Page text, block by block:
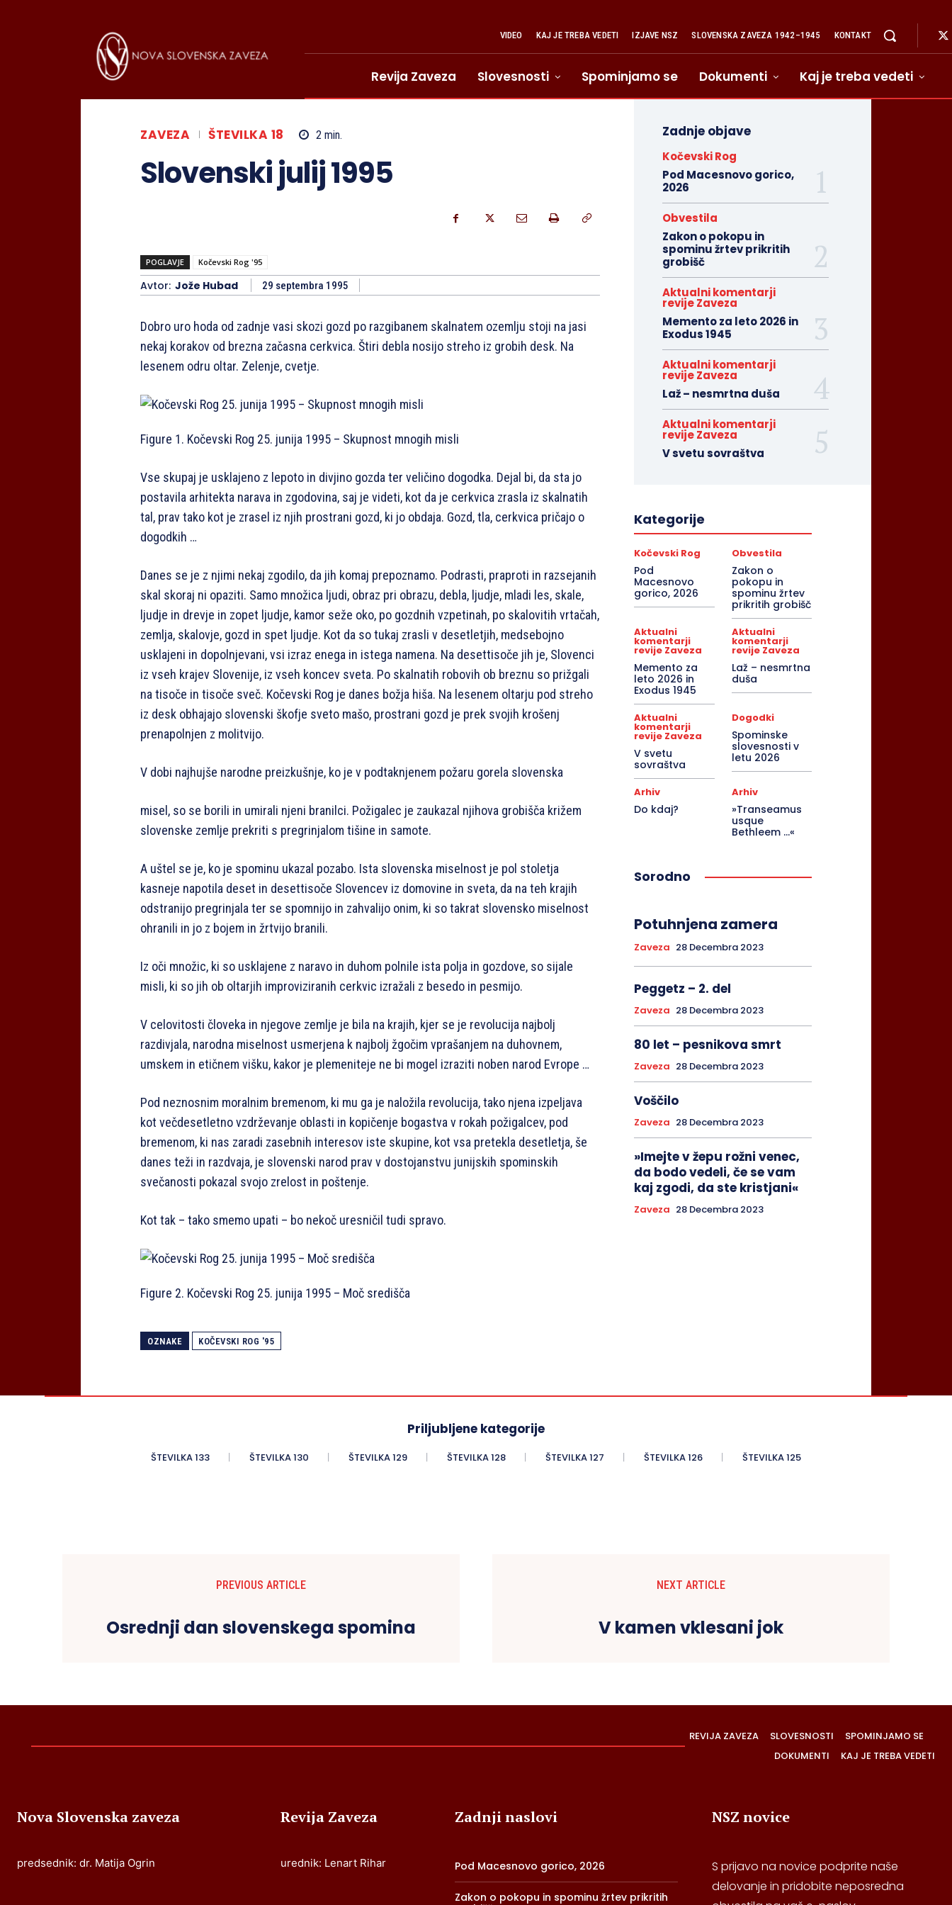
VIDEO KAJ JE TREBA VEDETI IZJAVE NSZ SLOVENSKA ZAVEZA 1942–1945 KONTAKT
Revija Zaveza Slovesnosti Spominjamo se Dokumenti Kaj je treba vedeti
ZAVEZA ŠTEVILKA 18 2 min.
Slovenski julij 1995
POGLAVJE Kočevski Rog '95
Avtor: Jože Hubad 29 septembra 1995
Dobro uro hoda od zadnje vasi skozi gozd po razgibanem skalnatem ozemlju stoji na jasi
nekaj korakov od brezna začasna cerkvica. Štiri debla nosijo streho iz grobih desk. Na
lesenem odru oltar. Zelenje, cvetje.
Figure 1. Kočevski Rog 25. junija 1995 – Skupnost mnogih misli
Vse skupaj je usklajeno z lepoto in divjino gozda ter veličino dogodka. Dejal bi, da sta jo
postavila arhitekta narava in zgodovina, saj je videti, kot da je cerkvica zrasla iz skalnatih
tal, prav tako kot je zrasel iz njih prostrani gozd, ki jo obdaja. Gozd, tla, cerkvica pričajo o
dogodkih …
Danes se je z njimi nekaj zgodilo, da jih komaj prepoznamo. Podrasti, praproti in razsejanih
skal skoraj ni opaziti. Samo množica ljudi, obraz pri obrazu, debla, ljudje, mladi les, skale,
ljudje in drevje in zopet ljudje, kamor seže oko, po gozdnih vzpetinah, po skalovitih vrtačah,
zemlja, skalovje, gozd in spet ljudje. Kot da so tukaj zrasli v desetletjih, medsebojno
usklajeni in dopolnjevani, vsi izraz enega in istega namena. Na desettisoče jih je, Slovenci
iz vseh krajev Slovenije, iz vseh koncev sveta. Po skalnatih robovih ob breznu so prižgali
na tisoče in tisoče sveč. Kočevski Rog je danes božja hiša. Na lesenem oltarju pod streho
iz desk obhajajo slovenski škofje sveto mašo, prostrani gozd je prek svojih krošenj
prenapolnjen z molitvijo.
V dobi najhujše narodne preizkušnje, ko je v podtaknjenem požaru gorela slovenska
misel, so se borili in umirali njeni branilci. Požigalec je zaukazal njihova grobišča križem
slovenske zemlje prekriti s pregrinjalom tišine in samote.
A uštel se je, ko je spominu ukazal pozabo. Ista slovenska miselnost je pol stoletja
kasneje napotila deset in desettisoče Slovencev iz domovine in sveta, da na teh krajih
odstranijo pregrinjala ter se spomnijo in zahvalijo onim, ki so takrat slovensko miselnost
ohranili in jo z bojem in žrtvijo branili.
Iz oči množic, ki so usklajene z naravo in duhom polnile ista polja in gozdove, so sijale
misli, ki so jih ob oltarjih improviziranih cerkvic izražali z besedo in pesmijo.
V celovitosti človeka in njegove zemlje je bila na krajih, kjer se je revolucija najbolj
razdivjala, narodna miselnost usmerjena k najbolj žgočim vprašanjem na duhovnem,
umskem in etičnem višku, kakor je plemeniteje ne bi mogel izraziti noben narod Evrope …
Pod neznosnim moralnim bremenom, ki mu ga je naložila revolucija, tako njena izpeljava
kot večdesetletno vzdrževanje oblasti in kopičenje bogastva v rokah požigalcev, pod
bremenom, ki nas zaradi zasebnih interesov iste skupine, kot vsa pretekla desetletja, še
danes teži in razdvaja, je slovenski narod prav v dostojanstvu junijskih spominskih
svečanosti pokazal svojo zrelost in poštenje.
Kot tak – tako smemo upati – bo nekoč uresničil tudi spravo.
Figure 2. Kočevski Rog 25. junija 1995 – Moč središča
OZNAKE KOČEVSKI ROG '95
Zadnje objave
Kočevski Rog
Pod Macesnovo gorico,
2026
Obvestila
Zakon o pokopu in
spominu žrtev prikritih
grobišč
Aktualni komentarji
revije Zaveza
Memento za leto 2026 in
Exodus 1945
Aktualni komentarji
revije Zaveza
Laž – nesmrtna duša
Aktualni komentarji
revije Zaveza
V svetu sovraštva
Kategorije
Kočevski Rog
Pod
Macesnovo
gorico, 2026
Obvestila
Zakon o
pokopu in
spominu žrtev
prikritih grobišč
Aktualni
komentarji
revije Zaveza
Memento za
leto 2026 in
Exodus 1945
Aktualni
komentarji
revije Zaveza
Laž – nesmrtna
duša
Aktualni
komentarji
revije Zaveza
V svetu
sovraštva
Dogodki
Spominske
slovesnosti v
letu 2026
Arhiv
Do kdaj?
Arhiv
»Transeamus
usque
Bethleem …«
Sorodno
Potuhnjena zamera
Zaveza 28 Decembra 2023
Peggetz – 2. del
Zaveza 28 Decembra 2023
80 let – pesnikova smrt
Zaveza 28 Decembra 2023
Voščilo
Zaveza 28 Decembra 2023
»Imejte v žepu rožni venec,
da bodo vedeli, če se vam
kaj zgodi, da ste kristjani«
Zaveza 28 Decembra 2023
Priljubljene kategorije
ŠTEVILKA 133 ŠTEVILKA 130 ŠTEVILKA 129 ŠTEVILKA 128 ŠTEVILKA 127 ŠTEVILKA 126 ŠTEVILKA 125
PREVIOUS ARTICLE
Osrednji dan slovenskega spomina
NEXT ARTICLE
V kamen vklesani jok
REVIJA ZAVEZA SLOVESNOSTI
SPOMINJAMO SE
DOKUMENTI
KAJ JE TREBA VEDETI
Nova Slovenska zaveza
predsednik: dr. Matija Ogrin
Revija Zaveza
urednik: Lenart Rihar
Zadnji naslovi
Pod Macesnovo gorico, 2026
Zakon o pokopu in spominu žrtev prikritih
NSZ novice
S prijavo na novice podprite naše
delovanje in pridobite neposredna